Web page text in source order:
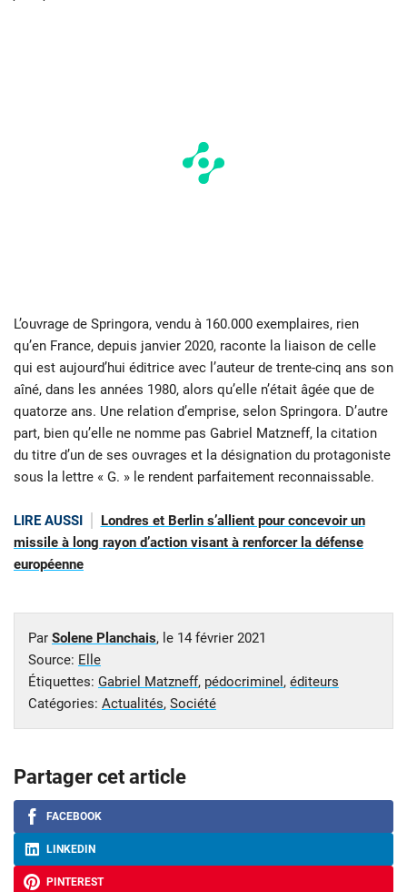
L’ouvrage de Springora, vendu à 160.000 exemplaires, rien
qu’en France, depuis janvier 2020, raconte la liaison de celle
qui est aujourd’hui éditrice avec l’auteur de trente-cinq ans son
aîné, dans les années 1980, alors qu’elle n’était âgée que de
quatorze ans. Une relation d’emprise, selon Springora. D’autre
part, bien qu’elle ne nomme pas Gabriel Matzneff, la citation
du titre d’un de ses ouvrages et la désignation du protagoniste
sous la lettre « G. » le rendent parfaitement reconnaissable.
LIRE AUSSI
Londres et Berlin s’allient pour concevoir un
missile à long rayon d’action visant à renforcer la défense
européenne
Par Solene Planchais, le 14 février 2021
Source: Elle
Étiquettes: Gabriel Matzneff, pédocriminel , éditeurs
Catégories: Actualités, Société
Partager cet article
FACEBOOK
LINKEDIN
PINTEREST